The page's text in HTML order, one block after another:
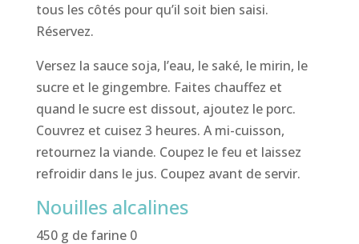
tous les côtés pour qu’il soit bien saisi.
Réservez.
Versez la sauce soja, l’eau, le saké, le mirin, le
sucre et le gingembre. Faites chauffez et
quand le sucre est dissout, ajoutez le porc.
Couvrez et cuisez 3 heures. A mi-cuisson,
retournez la viande. Coupez le feu et laissez
refroidir dans le jus. Coupez avant de servir.
Nouilles alcalines
450 g de farine 0